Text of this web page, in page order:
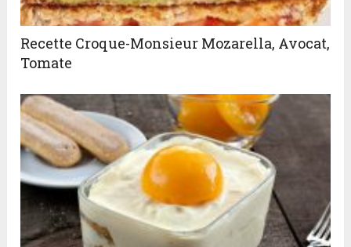
Recette Croque-Monsieur Mozarella, Avocat,
Tomate